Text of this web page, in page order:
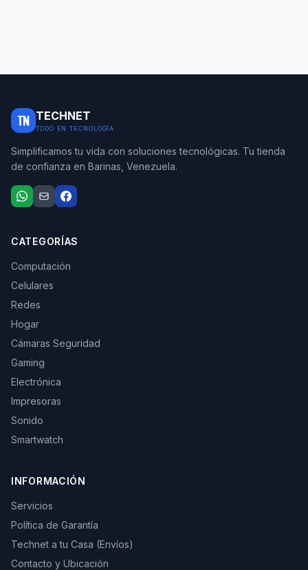
TECHNET
TODO EN TECNOLOGÍA
Simplificamos tu vida con soluciones tecnológicas. Tu tienda
de confianza en Barinas, Venezuela.
CATEGORÍAS
Computación
Celulares
Redes
Hogar
Cámaras Seguridad
Gaming
Electrónica
Impresoras
Sonido
Smartwatch
INFORMACIÓN
Servicios
Política de Garantía
Technet a tu Casa (Envíos)
Contacto y Ubicación